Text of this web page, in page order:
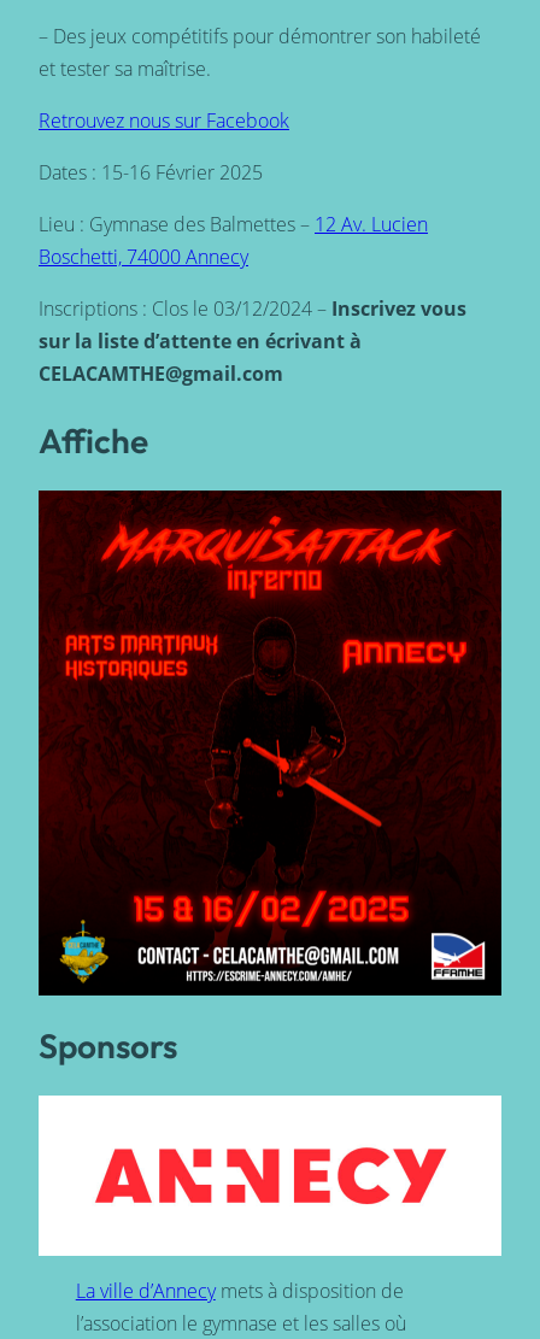
– Des jeux compétitifs pour démontrer son habileté
et tester sa maîtrise.
Retrouvez nous sur Facebook
Dates : 15-16 Février 2025
Lieu : Gymnase des Balmettes – 12 Av. Lucien
Boschetti, 74000 Annecy
Inscriptions : Clos le 03/12/2024 – Inscrivez vous
sur la liste d’attente en écrivant à
CELACAMTHE@gmail.com
Affiche
Sponsors
La ville d’Annecymets à disposition de
l’association le gymnase et les salles où